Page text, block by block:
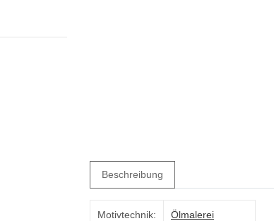
Beschreibung
Motivtechnik: Ölmalerei